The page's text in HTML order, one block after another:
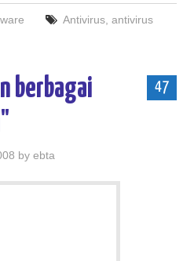
Antivirus, antivirus
47
berbagai
byebta